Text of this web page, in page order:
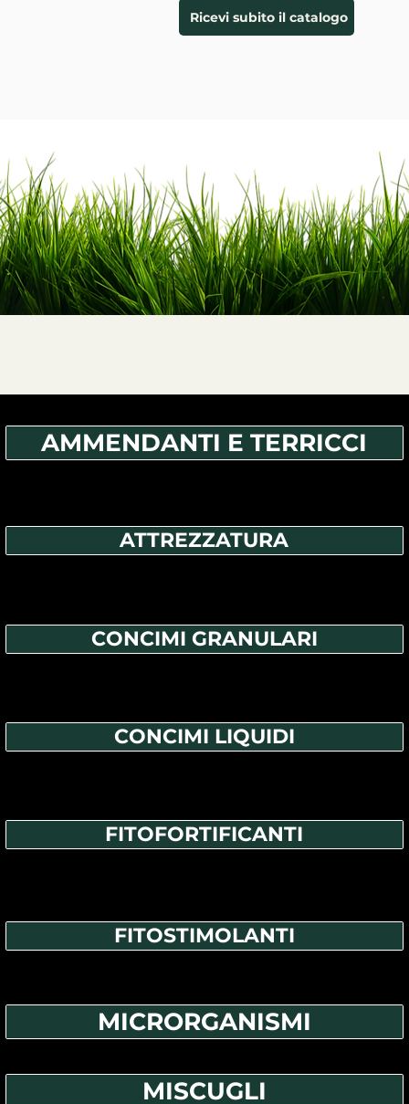
AMMENDANTI E TERRICCI
ATTREZZATURA
CONCIMI GRANULARI
CONCIMI LIQUIDI
FITOFORTIFICANTI
FITOSTIMOLANTI
MICRORGANISMI
MISCUGLI
Ricevi subito il catalogo